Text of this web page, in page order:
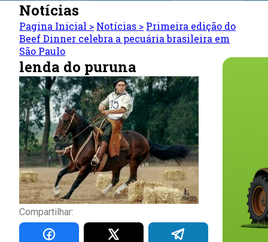
Notícias
Pagina Inicial > Notícias > Primeira edição do
Beef Dinner celebra a pecuária brasileira em
São Paulo
lenda do puruna
Compartilhar: